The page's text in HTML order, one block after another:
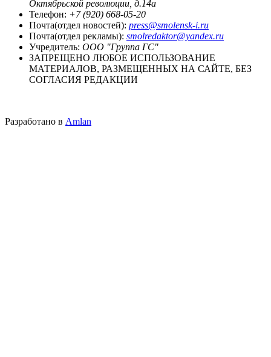
Октябрьской революции, д.14а
Телефон: +7 (920) 668-05-20
Почта(отдел новостей): press@smolensk-i.ru
Почта(отдел рекламы): smolredaktor@yandex.ru
Учредитель: ООО "Группа ГС"
ЗАПРЕЩЕНО ЛЮБОЕ ИСПОЛЬЗОВАНИЕ
МАТЕРИАЛОВ, РАЗМЕЩЕННЫХ НА САЙТЕ, БЕЗ
СОГЛАСИЯ РЕДАКЦИИ
Разработано в Amlan